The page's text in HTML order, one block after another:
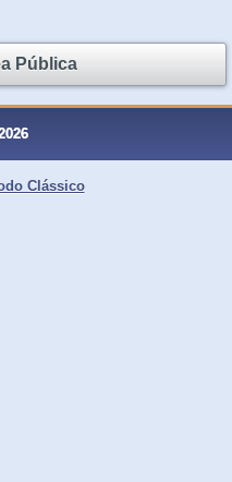
Pública
Clássico